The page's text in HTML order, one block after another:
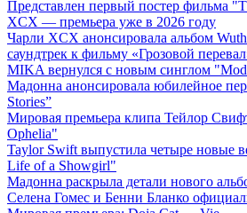
Представлен первый постер фильма
XCX — премьера уже в 2026 году
Чарли XCX анонсировала альбом
саундтрек к фильму «Грозовой
MIKA вернулся с новым синглом
Мадонна анонсировала юбилейное
Stories”
Мировая премьера клипа Тейлор
Ophelia"
Taylor Swift выпустила четыре новые
Life of a Showgirl"
Мадонна раскрыла детали нового
Селена Гомес и Бенни Бланко